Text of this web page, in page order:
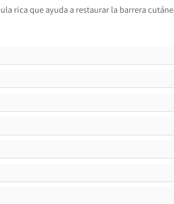
rica que ayuda a restaurar la barrera